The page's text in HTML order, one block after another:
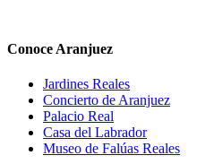
Conoce Aranjuez
Jardines Reales
Concierto de Aranjuez
Palacio Real
Casa del Labrador
Museo de Falúas Reales